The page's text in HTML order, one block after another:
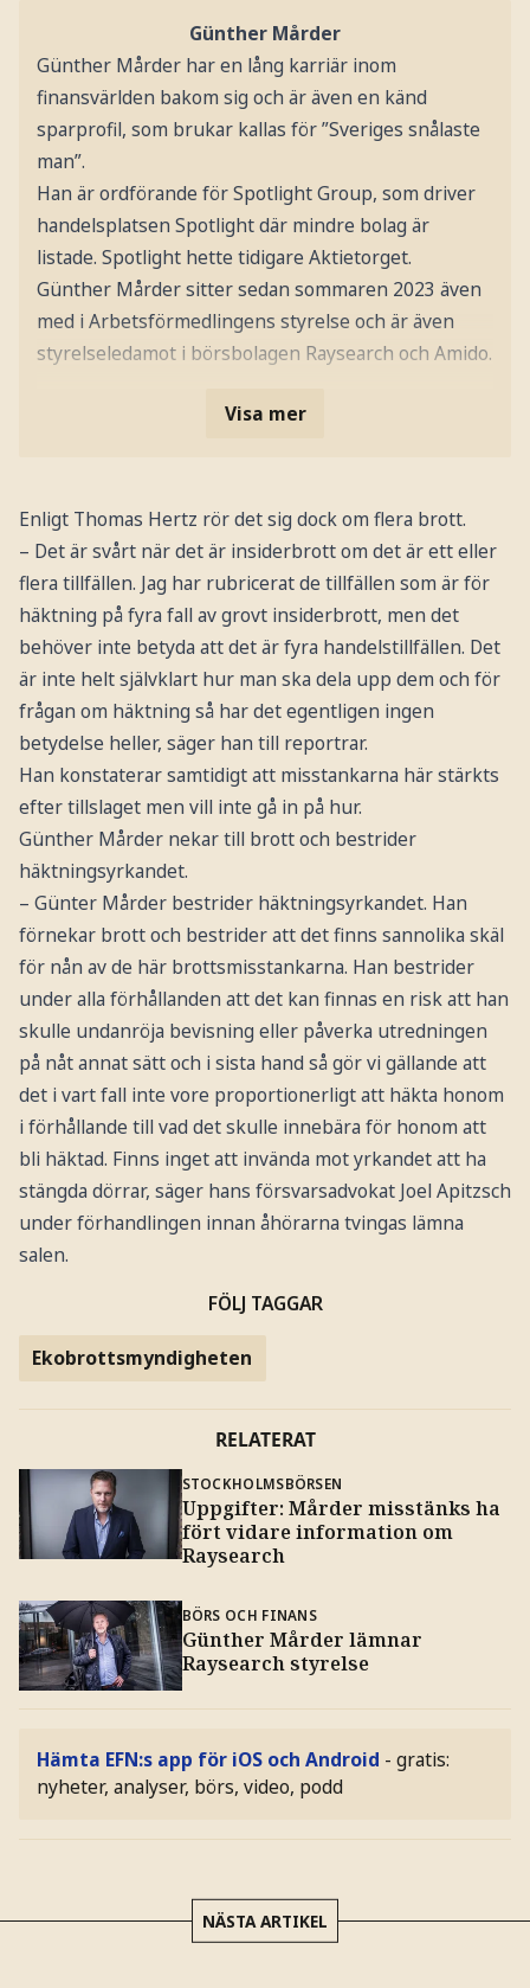
Günther Mårder
Günther Mårder har en lång karriär inom
finansvärlden bakom sig och är även en känd
sparprofil, som brukar kallas för ”Sveriges snålaste
man”.
Han är ordförande för Spotlight Group, som driver
handelsplatsen Spotlight där mindre bolag är
listade. Spotlight hette tidigare Aktietorget.
Günther Mårder sitter sedan sommaren 2023 även
med i Arbetsförmedlingens styrelse och är även
styrelseledamot i börsbolagen Raysearch och Amido.
Visa mer
Enligt Thomas Hertz rör det sig dock om flera brott.
– Det är svårt när det är insiderbrott om det är ett eller
flera tillfällen. Jag har rubricerat de tillfällen som är för
häktning på fyra fall av grovt insiderbrott, men det
behöver inte betyda att det är fyra handelstillfällen. Det
är inte helt självklart hur man ska dela upp dem och för
frågan om häktning så har det egentligen ingen
betydelse heller, säger han till reportrar.
Han konstaterar samtidigt att misstankarna här stärkts
efter tillslaget men vill inte gå in på hur.
Günther Mårder nekar till brott och bestrider
häktningsyrkandet.
– Günter Mårder bestrider häktningsyrkandet. Han
förnekar brott och bestrider att det finns sannolika skäl
för nån av de här brottsmisstankarna. Han bestrider
under alla förhållanden att det kan finnas en risk att han
skulle undanröja bevisning eller påverka utredningen
på nåt annat sätt och i sista hand så gör vi gällande att
det i vart fall inte vore proportionerligt att häkta honom
i förhållande till vad det skulle innebära för honom att
bli häktad. Finns inget att invända mot yrkandet att ha
stängda dörrar, säger hans försvarsadvokat Joel Apitzsch
under förhandlingen innan åhörarna tvingas lämna
salen.
FÖLJ TAGGAR
Ekobrottsmyndigheten
RELATERAT
STOCKHOLMSBÖRSEN
Uppgifter: Mårder misstänks ha
fört vidare information om
Raysearch
BÖRS OCH FINANS
Günther Mårder lämnar
Raysearch styrelse
Hämta EFN:s app för iOS och Android - gratis:
nyheter, analyser, börs, video, podd
NÄSTA ARTIKEL